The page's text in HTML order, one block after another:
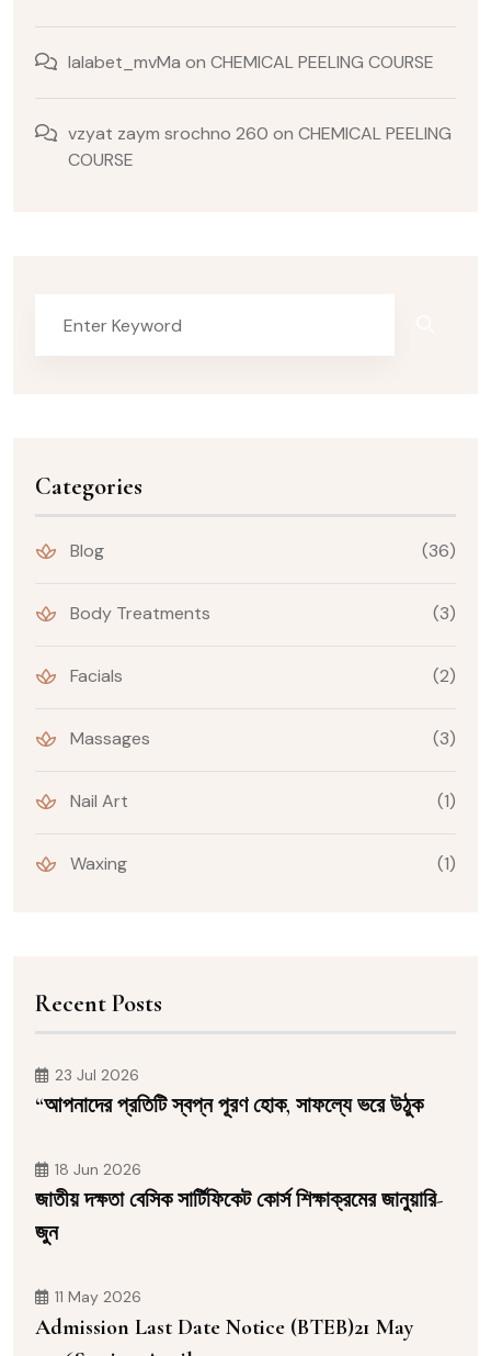
lalabet_mvMa on CHEMICAL PEELING COURSE
vzyat zaym srochno 260 on CHEMICAL PEELING
COURSE
Categories
Blog (36)
Body Treatments (3)
Facials (2)
Massages (3)
Nail Art (1)
Waxing (1)
Recent Posts
23 Jul 2026
“আপনাদের প্রতিটি স্বপ্ন পূরণ হোক, সাফল্যে ভরে উঠুক
18 Jun 2026
জাতীয় দক্ষতা বেসিক সার্টিফিকেট কোর্স শিক্ষাক্রমের জানুয়ারি-
জুন
11 May 2026
Admission Last Date Notice (BTEB)21 May